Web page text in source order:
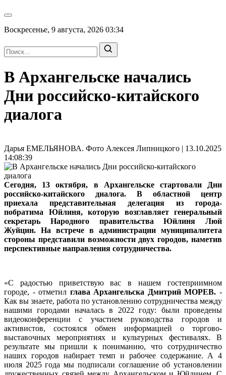
Воскресенье, 9 августа, 2026 03:34
В Архангельске начались
Дни российско-китайского
диалога
Дарья ЕМЕЛЬЯНОВА. Фото Алексея Липницкого | 13.10.2025
14:08:39
Сегодня, 13 октября, в Архангельске стартовали Дни
российско-китайского диалога. В областной центр
приехала представительная делегация из города-
побратима Юйлиня, которую возглавляет генеральный
секретарь Народного правительства Юйлиня Люй
Жуйцин. На встрече в администрации муниципалитета
стороны представили возможности двух городов, наметив
перспективные направления сотрудничества.
«С радостью приветствую вас в нашем гостеприимном
городе, - отметил глава Архангельска Дмитрий МОРЕВ.-
Как вы знаете, работа по установлению сотрудничества между
нашими городами началась в 2022 году: были проведены
видеоконференции с участием руководства городов и
активистов, состоялся обмен информацией о торгово-
выставочных мероприятиях и культурных фестивалях. В
результате мы пришли к пониманию, что сотрудничество
наших городов набирает темп и рабочее содержание. А 4
июля 2025 года мы подписали соглашение об установлении